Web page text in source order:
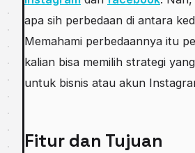
apa sih perbedaan di antara
Memahami perbedaannya itu
kalian bisa memilih strategi
untuk bisnis atau akun
Fitur dan Tujuan